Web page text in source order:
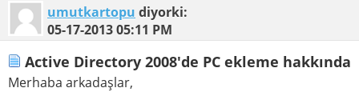
umutkartopu diyorki:
05-17-201305:11 PM
Active Directory 2008'de PC ekleme hakkında
Merhaba arkadaşlar,